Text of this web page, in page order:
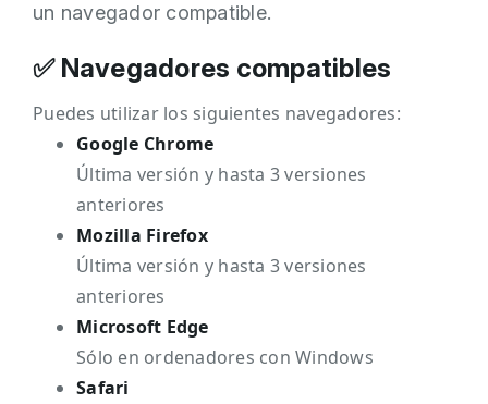
un navegador compatible.
✅ Navegadores compatibles
Puedes utilizar los siguientes navegadores:
Google Chrome
Última versión y hasta 3 versiones
anteriores
Mozilla Firefox
Última versión y hasta 3 versiones
anteriores
Microsoft Edge
Sólo en ordenadores con Windows
Safari